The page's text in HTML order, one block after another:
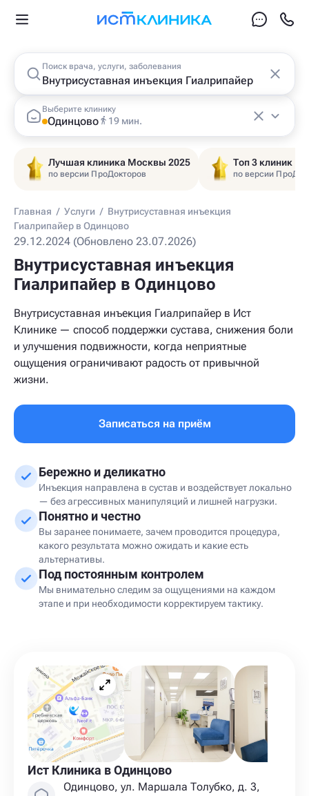
Поиск врача, услуги, заболевания
Выберите клинику
Одинцово 19 мин.
Лучшая клиника Москвы 2025
по версии ПроДокторов
Топ 3 клиник
по версии
Главная / Услуги / Внутрисуставная инъекция
Гиалрипайер в Одинцово
29.12.2024 (Обновлено 23.07.2026)
Внутрисуставная инъекция
Гиалрипайер в Одинцово
Внутрисуставная инъекция Гиалрипайер в Ист
Клинике — способ поддержки сустава, снижения боли
и улучшения подвижности, когда неприятные
ощущения ограничивают радость от привычной
жизни.
Записаться на приём
Бережно и деликатно
Инъекция направлена в сустав и воздействует локально
— без агрессивных манипуляций и лишней нагрузки.
Понятно и честно
Вы заранее понимаете, зачем проводится процедура,
какого результата можно ожидать и какие есть
альтернативы.
Под постоянным контролем
Мы внимательно следим за ощущениями на каждом
этапе и при необходимости корректируем тактику.
Ист Клиника в Одинцово
Одинцово, ул. Маршала Толубко, д. 3,